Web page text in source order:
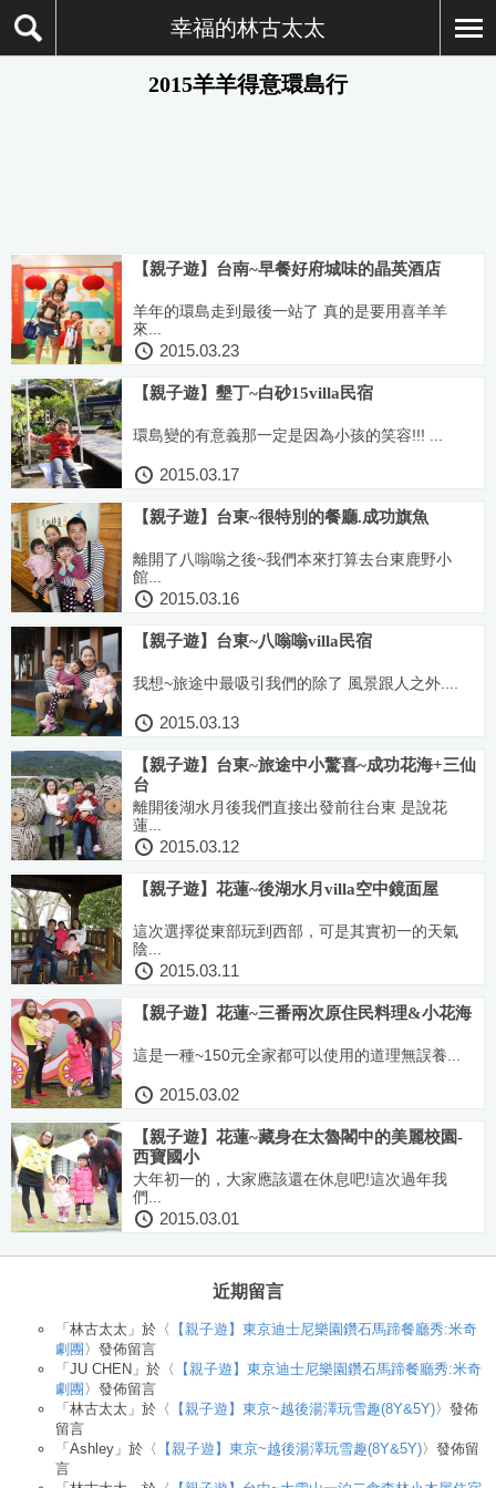
幸福的林古太太
2015羊羊得意環島行
【親子遊】台南~早餐好府城味的晶英酒店
羊年的環島走到最後一站了 真的是要用喜羊羊
來...
2015.03.23
【親子遊】墾丁~白砂15villa民宿
環島變的有意義那一定是因為小孩的笑容!!! ...
2015.03.17
【親子遊】台東~很特別的餐廳.成功旗魚
離開了八嗡嗡之後~我們本來打算去台東鹿野小
館...
2015.03.16
【親子遊】台東~八嗡嗡villa民宿
我想~旅途中最吸引我們的除了 風景跟人之外....
2015.03.13
【親子遊】台東~旅途中小驚喜~成功花海+三仙
台
離開後湖水月後我們直接出發前往台東 是說花
蓮...
2015.03.12
【親子遊】花蓮~後湖水月villa空中鏡面屋
這次選擇從東部玩到西部，可是其實初一的天氣
陰...
2015.03.11
【親子遊】花蓮~三番兩次原住民料理&小花海
這是一種~150元全家都可以使用的道理無誤養...
2015.03.02
【親子遊】花蓮~藏身在太魯閣中的美麗校園-
西寶國小
大年初一的，大家應該還在休息吧!這次過年我
們...
2015.03.01
近期留言
「 林古太太 」於〈
【親子遊】東京迪士尼樂園鑽石馬蹄餐廳秀:米奇
劇團 〉發佈留言
「 JU CHEN 」於〈
【親子遊】東京迪士尼樂園鑽石馬蹄餐廳秀:米奇
劇團 〉發佈留言
「 林古太太 」於〈 【親子遊】東京~越後湯澤玩雪趣(8Y&5Y)〉發佈
留言
「 Ashley 」於〈 【親子遊】東京~越後湯澤玩雪趣(8Y&5Y)〉發佈留
言